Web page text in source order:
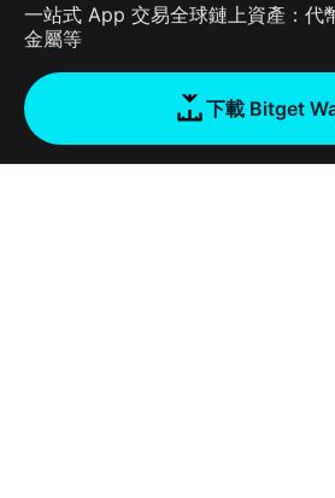
一站式 App 交易全球鏈上資產：代
金屬等
下載 Bitget